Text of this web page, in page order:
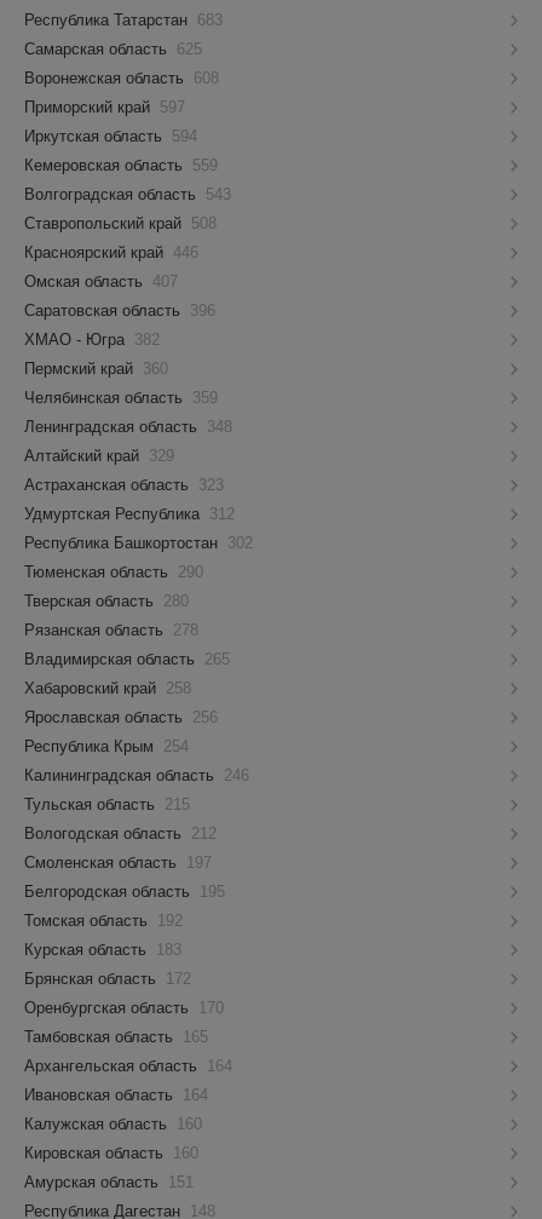
Республика Татарстан 683
Самарская область
625
Воронежская область
608
Приморский край 597
Иркутская область
594
Кемеровская область
559
Волгоградская область
543
Ставропольский край 508
Красноярский край 446
Омская область 407
Саратовская область
396
ХМАО - Югра 382
Пермский край 360
Челябинская область
359
Ленинградская область
348
Алтайский край 329
Астраханская область
323
Удмуртская Республика 312
Республика Башкортостан 302
Тюменская область
290
Тверская область
280
Рязанская область
278
Владимирская область
265
Хабаровский край 258
Ярославская область
256
Республика Крым
254
Калининградская область
246
Тульская область
215
Вологодская область
212
Смоленская область
197
Белгородская область
195
Томская область
192
Курская область
183
Брянская область
172
Оренбургская область
170
Тамбовская область
165
Архангельская область
164
Ивановская область
164
Калужская область
160
Кировская область
160
Амурская область
151
Республика Дагестан 148